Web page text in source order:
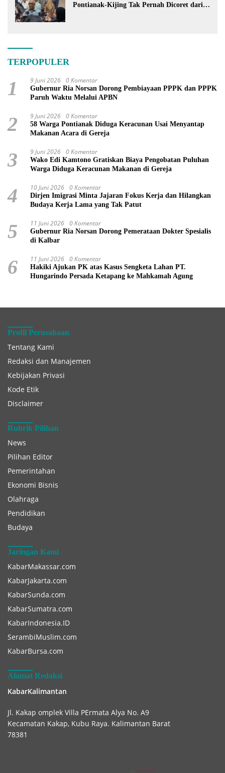
Pontianak-Kijing Tak Pernah Dicoret dari
TERPOPULER
1 9 Juni 2026 0 Komentar
Gubernur Ria Norsan Dorong Pembiayaan PPPK dan PPPK
Paruh Waktu Melalui APBN
2 9 Juni 2026 0 Komentar
58 Warga Pontianak Diduga Keracunan Usai Menyantap
Makanan Acara di Gereja
3 9 Juni 2026 0 Komentar
Wako Edi Kamtono Gratiskan Biaya Pengobatan Puluhan
Warga Diduga Keracunan Makanan di Gereja
4 10 Juni 2026 0 Komentar
Dirjen Imigrasi Minta Jajaran Fokus Kerja dan Hilangkan
Budaya Kerja Lama yang Tak Patut
5 11 Juni 2026 0 Komentar
Gubernur Ria Norsan Dorong Pemerataan Dokter Spesialis
di Kalbar
6 11 Juni 2026 0 Komentar
Hakiki Ajukan PK atas Kasus Sengketa Lahan PT.
Hungarindo Persada Ketapang ke Mahkamah Agung
Profil Perusahaan
Tentang Kami
Redaksi dan Manajemen
Kebijakan Privasi
Kode Etik
Disclaimer
Rubrik Pilihan
News
Pilihan Editor
Pemerintahan
Ekonomi Bisnis
Olahraga
Pendidikan
Budaya
Jaringan Kami
KabarMakassar.com
KabarJakarta.com
KabarSunda.com
KabarSumatra.com
KabarIndonesia.ID
SerambiMuslim.com
KabarBursa.com
Alamat Redaksi
KabarKalimantan
Jl. Kakap omplek Villa PErmata Alya No. A9
Kecamatan Kakap, Kubu Raya. Kalimantan Barat
78381